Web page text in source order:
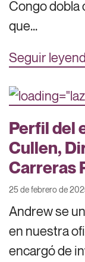
Congo dobla
que...
Seguir
Perfil del
Cullen,
Carreras
25 de febrero de
Andrew se
en nuestra
encargó de